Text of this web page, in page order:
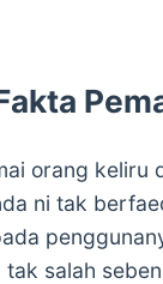
orang keliru
ni tak
tak salah